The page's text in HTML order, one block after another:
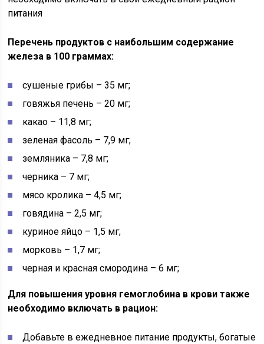
питания
Перечень продуктов с наибольшим содержание
железа в 100 граммах:
сушеные грибы – 35 мг;
говяжья печень – 20 мг;
какао – 11,8 мг;
зеленая фасоль – 7,9 мг;
земляника – 7,8 мг;
черника – 7 мг;
мясо кролика – 4,5 мг;
говядина – 2,5 мг;
куриное яйцо – 1,5 мг;
морковь – 1,7 мг;
черная и красная смородина – 6 мг;
Для повышения уровня гемоглобина в крови также
необходимо включать в рацион:
Добавьте в ежедневное питание продукты, богатые